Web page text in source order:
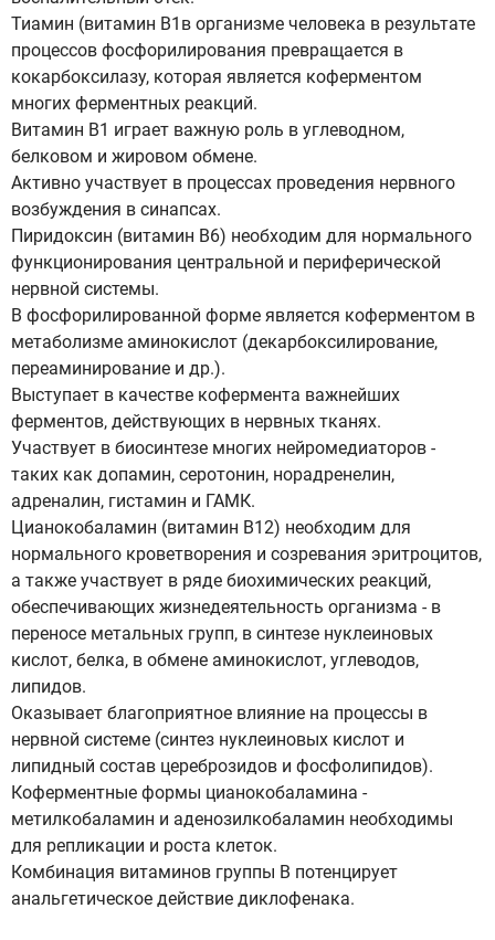
Тиамин (витамин B1в организме человека в результате
процессов фосфорилирования превращается в
кокарбоксилазу, которая является коферментом
многих ферментных реакций.
Витамин В1 играет важную роль в углеводном,
белковом и жировом обмене.
Активно участвует в процессах проведения нервного
возбуждения в синапсах.
Пиридоксин (витамин В6) необходим для нормального
функционирования центральной и периферической
нервной системы.
В фосфорилированной форме является коферментом в
метаболизме аминокислот (декарбоксилирование,
переаминирование и др.).
Выступает в качестве кофермента важнейших
ферментов, действующих в нервных тканях.
Участвует в биосинтезе многих нейромедиаторов -
таких как допамин, серотонин, норадренелин,
адреналин, гистамин и ГАМК.
Цианокобаламин (витамин В12) необходим для
нормального кроветворения и созревания эритроцитов,
а также участвует в ряде биохимических реакций,
обеспечивающих жизнедеятельность организма - в
переносе метальных групп, в синтезе нуклеиновых
кислот, белка, в обмене аминокислот, углеводов,
липидов.
Оказывает благоприятное влияние на процессы в
нервной системе (синтез нуклеиновых кислот и
липидный состав цереброзидов и фосфолипидов).
Коферментные формы цианокобаламина -
метилкобаламин и аденозилкобаламин необходимы
для репликации и роста клеток.
Комбинация витаминов группы В потенцирует
анальгетическое действие диклофенака.